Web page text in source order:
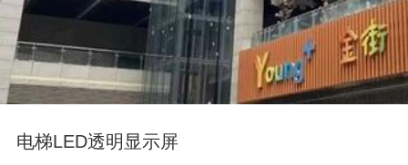
电梯LED透明显示屏